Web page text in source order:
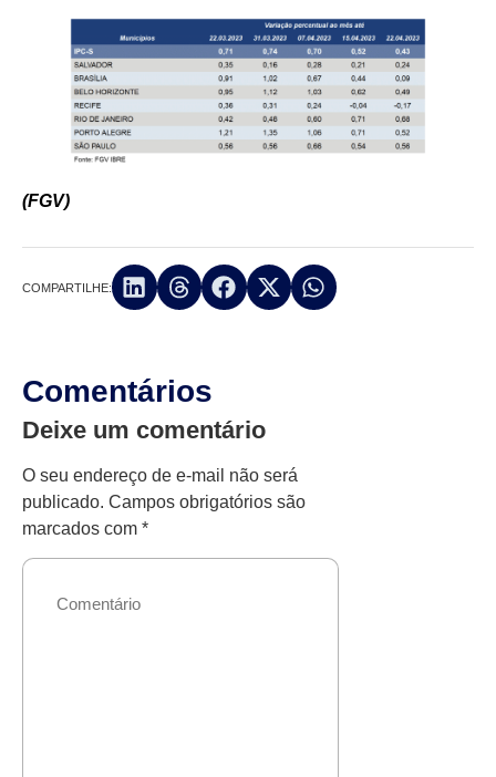
(FGV)
COMPARTILHE:
Comentários
Deixe um comentário
O seu endereço de e-mail não será
publicado. Campos obrigatórios são
marcados com *